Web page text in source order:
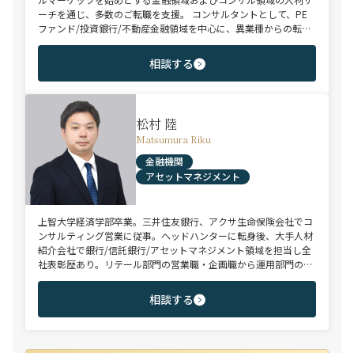
ーチを通じ、多数のご転職を支援。 コンサルタントとして、PE
ファンド/投資銀行/不動産金融領域を中心に、異業種からの転身
を目指す未経験のハイポテンシャル層やさらなるキャリアップを
狙うミドル～ハイクラス層をご支援。
相談する
松村 陸
Matsumura Riku
金融機関
アセットマネジメント
上智大学経済学部卒業。三井住友銀行、アクサ生命保険会社でコ
ンサルティング営業に従事。ヘッドハンターに転身後、大手人材
紹介会社で銀行/信託銀行/アセットマネジメント領域を担当し全
社表彰歴あり。リテール部門の営業職・企画職から運用部門の専
門職まで豊富な転職支援実績。日系/外資系、経験者/未経験者を
問わず幅広いポジションでご支援可能。
相談する